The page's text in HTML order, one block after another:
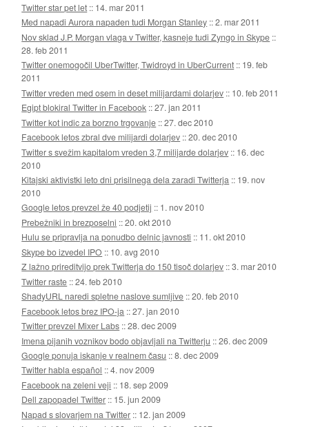
Twitter star pet let :: 14. mar 2011
Med napadi Aurora napaden tudi Morgan Stanley ::2. mar 2011
Nov sklad J.P. Morgan vlaga v Twitter, kasneje tudi Zyngo in Skype ::
28. feb 2011
Twitter onemogočil UberTwitter, Twidroyd in UberCurrent :: 19. feb
2011
Twitter vreden med osem in deset milijardami dolarjev :: 10. feb 2011
Egipt blokiral Twitter in Facebook ::27. jan 2011
Twitter kot indic za borzno trgovanje ::27. dec 2010
Facebook letos zbral dve milijardi dolarjev ::20. dec 2010
Twitter s svežim kapitalom vreden 3,7 milijarde dolarjev :: 16. dec
2010
Kitajski aktivistki leto dni prisilnega dela zaradi Twitterja :: 19. nov
2010
Google letos prevzel že 40 podjetij :: 1. nov 2010
Prebežniki in brezposelni ::20. okt 2010
Hulu se pripravlja na ponudbo delnic javnosti :: 11. okt 2010
Skype bo izvedel IPO :: 10. avg 2010
Z lažno prireditvijo prek Twitterja do 150 tisoč dolarjev ::3. mar 2010
Twitter raste ::24. feb 2010
ShadyURL naredi spletne naslove sumljive ::20. feb 2010
Facebook letos brez IPO-ja ::27. jan 2010
Twitter prevzel Mixer Labs ::28. dec 2009
Imena pijanih voznikov bodo objavljali na Twitterju ::26. dec 2009
Google ponuja iskanje v realnem času ::8. dec 2009
Twitter habla español ::4. nov 2009
Facebook na zeleni veji :: 18. sep 2009
Dell zapopadel Twitter :: 15. jun 2009
Napad s slovarjem na Twitter :: 12. jan 2009